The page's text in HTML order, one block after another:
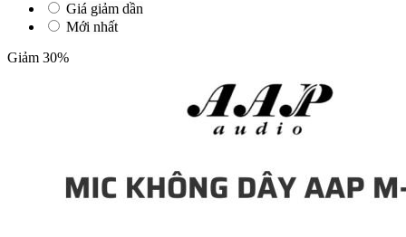
Giá giảm dần
Mới nhất
Giảm 30%